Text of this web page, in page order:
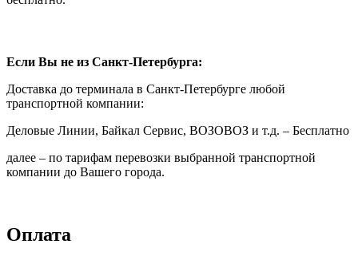
Если Вы не из Санкт-Петербурга:
Доставка до терминала в Санкт-Петербурге любой
транспортной компании:
Деловые Линии, Байкал Сервис, ВОЗОВОЗ и т.д. – Бесплатно
далее – по тарифам перевозки выбранной транспортной
компании до Вашего города.
Оплата